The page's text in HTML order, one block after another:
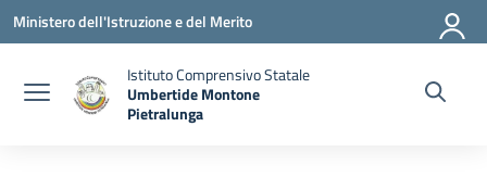
Vai ai contenuti
Vai al menu di navigazione
Vai al footer
Ministero dell'Istruzione e del Merito
Istituto Comprensivo Statale
Umbertide Montone
Pietralunga